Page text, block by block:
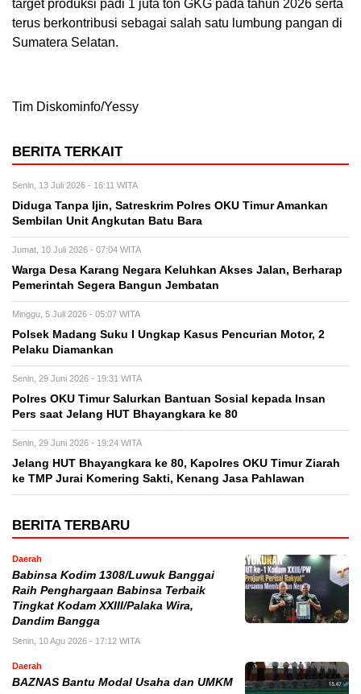
target produksi padi 1 juta ton GKG pada tahun 2026 serta
terus berkontribusi sebagai salah satu lumbung pangan di
Sumatera Selatan.
Tim Diskominfo/Yessy
BERITA TERKAIT
Senin, 13 Juli 2026 - 16:11 WITA
Diduga Tanpa Ijin, Satreskrim Polres OKU Timur Amankan
Sembilan Unit Angkutan Batu Bara
Jumat, 10 Juli 2026 - 07:04 WITA
Warga Desa Karang Negara Keluhkan Akses Jalan, Berharap
Pemerintah Segera Bangun Jembatan
Minggu, 5 Juli 2026 - 05:07 WITA
Polsek Madang Suku I Ungkap Kasus Pencurian Motor, 2
Pelaku Diamankan
Senin, 29 Juni 2026 - 19:31 WITA
Polres OKU Timur Salurkan Bantuan Sosial kepada Insan
Pers saat Jelang HUT Bhayangkara ke 80
Senin, 29 Juni 2026 - 19:24 WITA
Jelang HUT Bhayangkara ke 80, Kapolres OKU Timur Ziarah
ke TMP Jurai Komering Sakti, Kenang Jasa Pahlawan
BERITA TERBARU
Daerah
Babinsa Kodim 1308/Luwuk Banggai
Raih Penghargaan Babinsa Terbaik
Tingkat Kodam XXIII/Palaka Wira,
Dandim Bangga
Senin, 10 Agu 2026 - 17:12 WITA
Daerah
BAZNAS Bantu Modal Usaha dan UMKM